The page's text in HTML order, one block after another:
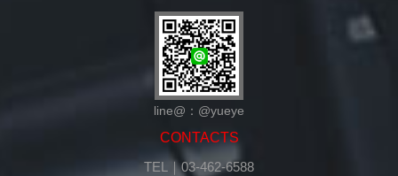
line@：@yueye
CONTACTS
TEL｜03-462-6588